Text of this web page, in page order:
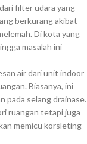
filter udara yang
berkurang akibat
Di kota yang
masalah ini
air dari unit indoor
Biasanya, ini
pada selang drainase.
ruangan tetapi juga
memicu korsleting